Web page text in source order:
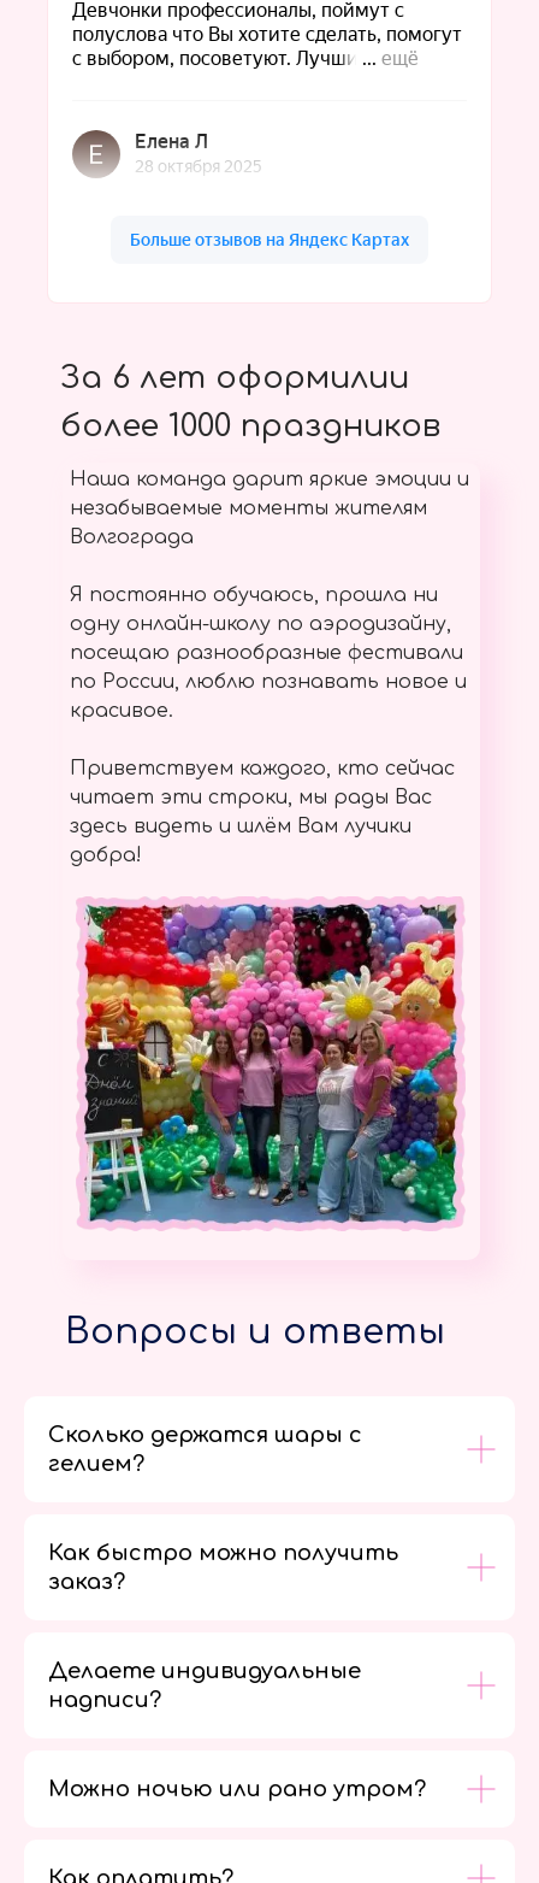
За 6 лет оформилии
более 1000 праздников
Наша команда дарит яркие эмоции и
незабываемые моменты жителям
Волгограда
Я постоянно обучаюсь, прошла ни
одну онлайн-школу по аэродизайну,
посещаю разнообразные фестивали
по России, люблю познавать новое и
красивое.
Приветствуем каждого, кто сейчас
читает эти строки, мы рады Вас
здесь видеть и шлём Вам лучики
добра!
Вопросы и ответы
Сколько держатся шары с
гелием?
Как быстро можно получить
заказ?
Делаете индивидуальные
надписи?
Можно ночью или рано утром?
Как оплатить?